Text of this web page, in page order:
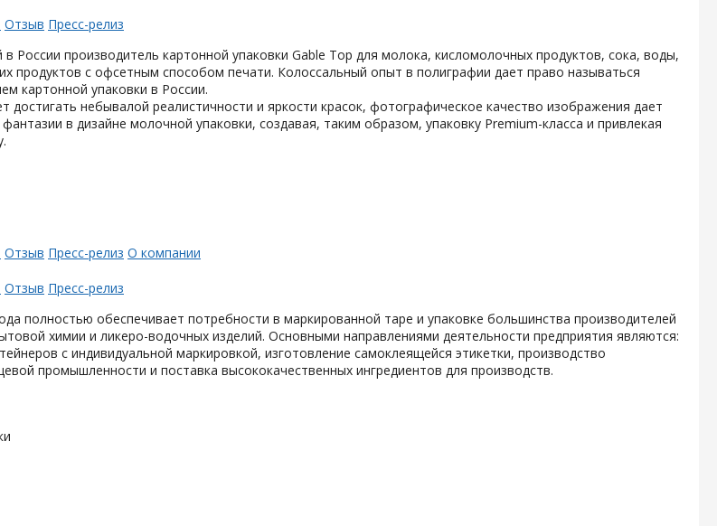
Отзыв Пресс-релиз
производитель картонной упаковки Gable Top для молока, кисломолочных продуктов, сока, воды,
продуктов с офсетным способом печати. Колоссальный опыт в полиграфии дает право называться
картонной упаковки в России.
достигать небывалой реалистичности и яркости красок, фотографическое качество изображения дает
в дизайне молочной упаковки, создавая, таким образом, упаковку Premium-класса и привлекая
Отзыв Пресс-релиз О компании
Отзыв Пресс-релиз
полностью обеспечивает потребности в маркированной таре и упаковке большинства производителей
химии и ликеро-водочных изделий. Основными направлениями деятельности предприятия являются:
с индивидуальной маркировкой, изготовление самоклеящейся этикетки, производство
промышленности и поставка высококачественных ингредиентов для производств.